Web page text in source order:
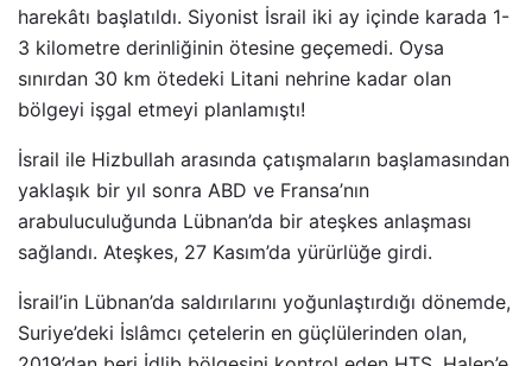
harekâtı başlatıldı. Siyonist İsrail iki ay içinde karada 1-
3 kilometre derinliğinin ötesine geçemedi. Oysa
sınırdan 30 km ötedeki Litani nehrine kadar olan
bölgeyi işgal etmeyi planlamıştı!
İsrail ile Hizbullah arasında çatışmaların başlamasından
yaklaşık bir yıl sonra ABD ve Fransa’nın
arabuluculuğunda Lübnan’da bir ateşkes anlaşması
sağlandı. Ateşkes, 27 Kasım’da yürürlüğe girdi.
İsrail’in Lübnan’da saldırılarını yoğunlaştırdığı dönemde,
Suriye’deki İslâmcı çetelerin en güçlülerinden olan,